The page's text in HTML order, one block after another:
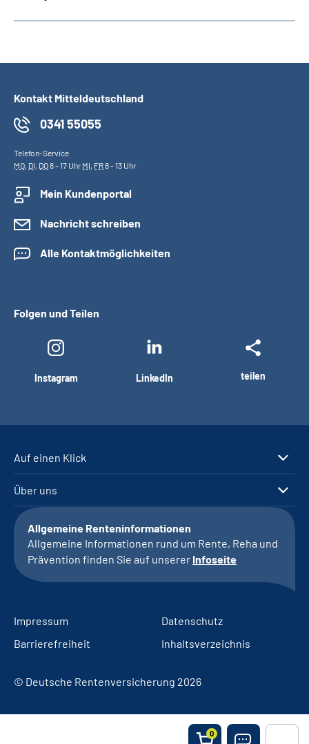
0
Kontakt Mitteldeutschland
0341 55055
Telefon-Service
MO, DI, DO8 - 17 Uhr MI, FR8 - 13 Uhr
Mein Kundenportal
Nachricht schreiben
Alle Kontaktmöglichkeiten
Folgen und Teilen
Instagram LinkedIn teilen
Auf einen Klick
Über uns
Allgemeine Renteninformationen
Allgemeine Informationen rund um Rente, Reha und
Prävention finden Sie auf unserer Infoseite
Impressum
Datenschutz
Barrierefreiheit
Inhaltsverzeichnis
© Deutsche Rentenversicherung 2026